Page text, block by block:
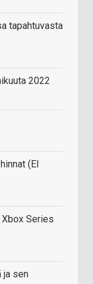
tapahtuvasta
2022
(EI
Series
ja sen